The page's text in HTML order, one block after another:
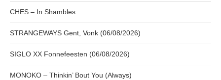
CHES – In Shambles
STRANGEWAYS Gent, Vonk (06/08/2026)
SIGLO XX Fonnefeesten (06/08/2026)
MONOKO – Thinkin’ Bout You (Always)